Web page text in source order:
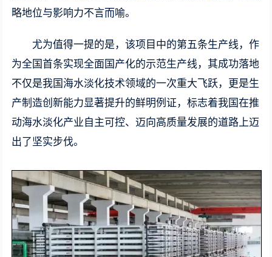
略地位与影响力不言而喻。
尤为值得一提的是，该项目中的第五条生产线，作
为全国首条实现全面国产化的示范生产线，其成功落地
不仅是我国海水淡化技术领域的一次重大飞跃，更是生
产制造创新能力显著提升的鲜明例证，标志着我国在推
动海水淡化产业自主可控、迈向高质量发展的道路上迈
出了坚实步伐。